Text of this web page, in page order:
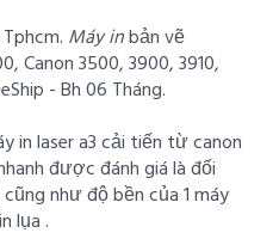
Máy inbản vẽ
Canon 3500, 3900, 3910,
- Bh 06 Tháng.
in laser a3 cải tiến từ canon
được đánh giá là đối
như độ bền của 1 máy
lụa .